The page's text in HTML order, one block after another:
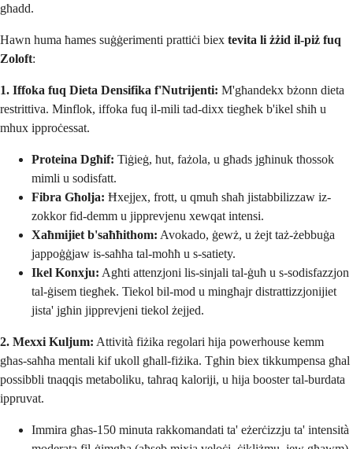
għadd.
Hawn huma ħames suġġerimenti prattiċi biex tevita li żżid il-piż fuq
Zoloft:
1. Iffoka fuq Dieta Densifika f'Nutrijenti: M'għandekx bżonn dieta
restrittiva. Minflok, iffoka fuq il-mili tad-dixx tiegħek b'ikel sħiħ u
mhux ipproċessat.
Proteina Dgħif: Tiġieġ, ħut, fażola, u għads jgħinuk tħossok
mimli u sodisfatt.
Fibra Għolja: Ħxejjex, frott, u qmuħ sħaħ jistabbilizzaw iz-
zokkor fid-demm u jipprevjenu xewqat intensi.
Xaħmijiet b'saħħithom: Avokado, ġewż, u żejt taż-żebbuġa
jappoġġjaw is-saħħa tal-moħħ u s-satiety.
Ikel Konxju: Agħti attenzjoni lis-sinjali tal-ġuħ u s-sodisfazzjon
tal-ġisem tiegħek. Tiekol bil-mod u mingħajr distrattizzjonijiet
jista' jgħin jipprevjeni tiekol żejjed.
2. Mexxi Kuljum: Attività fiżika regolari hija powerhouse kemm
għas-saħħa mentali kif ukoll għall-fiżika. Tgħin biex tikkumpensa għal
possibbli tnaqqis metaboliku, taħraq kaloriji, u hija booster tal-burdata
ippruvat.
Immira għas-150 minuta rakkomandati ta' eżerċizzju ta' intensità